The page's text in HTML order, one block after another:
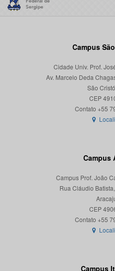
Campus
Cidade Univ. Prof.
Av. Marcelo Deda
São
CEP
Campus
Campus Prof. João
Rua Cláudio
CEP
Campus